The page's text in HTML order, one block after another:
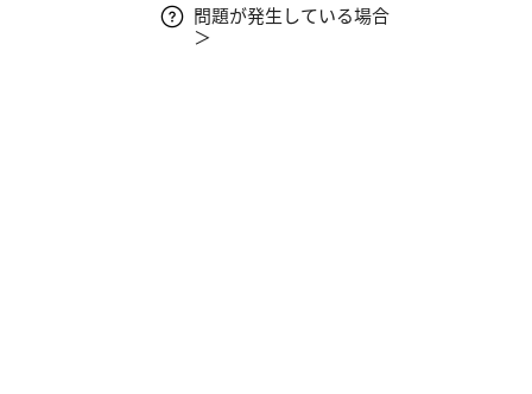
問題が発生している場合
＞